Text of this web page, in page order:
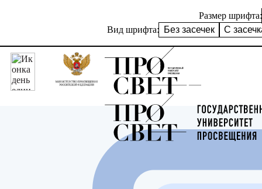
Размер шрифта:
Вид шрифта:
Без засечек С